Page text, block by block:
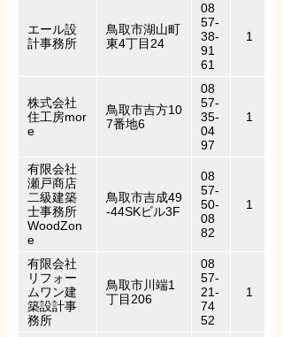
エール設
計事務所
鳥取市湖山町
東4丁目24
08
57-
38-
91
61
1
株式会社
住工房mor
e
鳥取市吉方10
7番地6
08
57-
35-
04
97
1
有限会社
瀬戸商店
二級建築
士事務所
WoodZon
e
鳥取市吉成49
-44SKビル3F
08
57-
50-
08
82
1
有限会社
リフォー
ムワン建
築設計事
務所
鳥取市川端1
丁目206
08
57-
21-
74
52
1